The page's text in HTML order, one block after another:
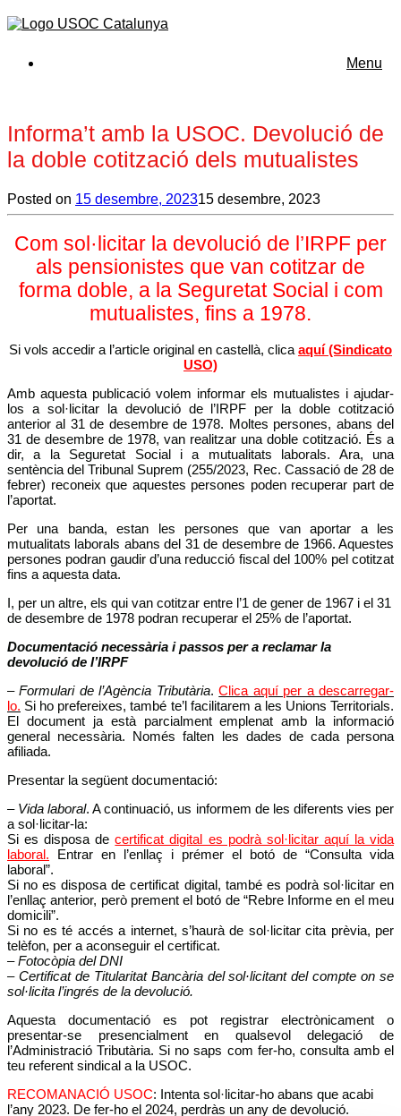
Menu
Informa’t amb la USOC. Devolució de
la doble cotització dels mutualistes
Posted on 15 desembre, 202315 desembre, 2023
Com sol·licitar la devolució de l’IRPF per
als pensionistes que van cotitzar de
forma doble, a la Seguretat Social i com
mutualistes, fins a 1978.
Si vols accedir a l’article original en castellà, clica aquí (Sindicato
USO)
Amb aquesta publicació volem informar els mutualistes i ajudar-
los a sol·licitar la devolució de l’IRPF per la doble cotització
anterior al 31 de desembre de 1978. Moltes persones, abans del
31 de desembre de 1978, van realitzar una doble cotització. És a
dir, a la Seguretat Social i a mutualitats laborals. Ara, una
sentència del Tribunal Suprem (255/2023, Rec. Cassació de 28 de
febrer) reconeix que aquestes persones poden recuperar part de
l’aportat.
Per una banda, estan les persones que van aportar a les
mutualitats laborals abans del 31 de desembre de 1966. Aquestes
persones podran gaudir d’una reducció fiscal del 100% pel cotitzat
fins a aquesta data.
I, per un altre, els qui van cotitzar entre l’1 de gener de 1967 i el 31
de desembre de 1978 podran recuperar el 25% de l’aportat.
Documentació necessària i passos per a reclamar la
devolució de l’IRPF
–Formulari de l’Agència Tributària.Clica aquí per a descarregar-
lo. Si ho prefereixes, també te’l facilitarem a les Unions Territorials.
El document ja està parcialment emplenat amb la informació
general necessària. Només falten les dades de cada persona
afiliada.
Presentar la següent documentació:
– Vida laboral. A continuació, us informem de les diferents vies per
a sol·licitar-la:
Si es disposa decertificat digital es podrà sol·licitar aquí la vida
laboral. Entrar en l’enllaç i prémer el botó de “Consulta vida
laboral”.
Si no es disposa de certificat digital, també es podrà sol·licitar en
l’enllaç anterior, però prement el botó de “Rebre Informe en el meu
domicili”.
Si no es té accés a internet, s’haurà de sol·licitar cita prèvia, per
telèfon, per a aconseguir el certificat.
– Fotocòpia del DNI
– Certificat de Titularitat Bancària del sol·licitant del compte on se
sol·licita l’ingrés de la devolució.
Aquesta documentació es pot registrar electrònicament o
presentar-se presencialment en qualsevol delegació de
l’Administració Tributària. Si no saps com fer-ho, consulta amb el
teu referent sindical a la USOC.
RECOMANACIÓ USOC: Intenta sol·licitar-ho abans que acabi
l’any 2023. De fer-ho el 2024, perdràs un any de devolució.